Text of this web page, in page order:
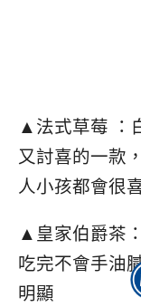
▲法式草莓 ：
又討喜的一款
人小孩都會很
▲皇家伯爵茶
吃完不會手油
明顯